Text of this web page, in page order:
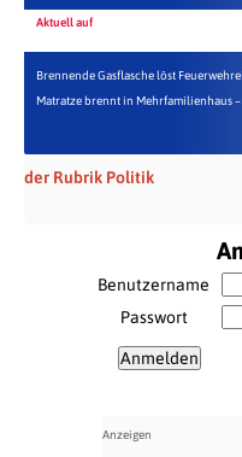
Aktuell auf
Brennende Gasflasche löst
Matratze brennt in Mehrfamilienhaus
der Rubrik Politik
Benutzername
Passwort